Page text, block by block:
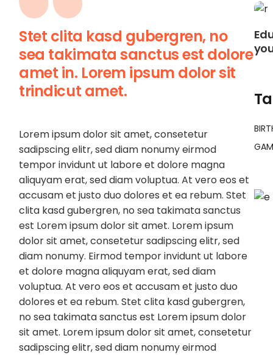
Stet clita kasd gubergren, no
sea takimata sanctus est dolore
amet in. Lorem ipsum dolor sit
trindicut amet.
Lorem ipsum dolor sit amet, consetetur
sadipscing elitr, sed diam nonumy eirmod
tempor invidunt ut labore et dolore magna
aliquyam erat, sed diam voluptua. At vero eos et
accusam et justo duo dolores et ea rebum. Stet
clita kasd gubergren, no sea takimata sanctus
est Lorem ipsum dolor sit amet. Lorem ipsum
dolor sit amet, consetetur sadipscing elitr, sed
diam nonumy. Eirmod tempor invidunt ut labore
et dolore magna aliquyam erat, sed diam
voluptua. At vero eos et accusam et justo duo
dolores et ea rebum. Stet clita kasd gubergren,
no sea takimata sanctus est Lorem ipsum dolor
sit amet. Lorem ipsum dolor sit amet, consetetur
sadipscing elitr, sed diam nonumy eirmod